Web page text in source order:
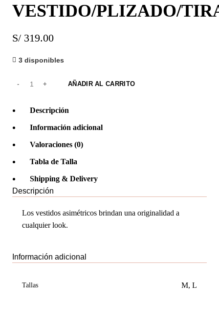
VESTIDO/PLIZADO/
S/ 319.00
3 disponibles
AÑADIR AL CARRITO
Descripción
Información adicional
Valoraciones (0)
Tabla de Talla
Shipping & Delivery
Descripción
Los vestidos asimétricos brindan una originalidad a
cualquier look.
Información adicional
Tallas M, L